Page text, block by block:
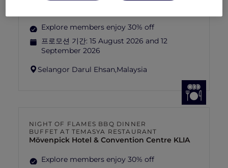
Explore members enjoy 30% off
프로모션 기간: 15 August 2026 and 12
September 2026
Selangor Darul Ehsan,Malaysia
NIGHT OF FLAMES BBQ DINNER
BUFFET AT TEMASYA RESTAURANT
Mövenpick Hotel & Convention Centre KLIA
Explore members enjoy 30% off